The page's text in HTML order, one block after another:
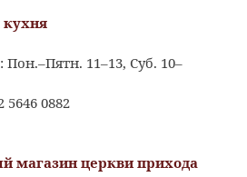
кухня
Пон.–Пятн. 11–13, Суб. 10–
5646 0882
магазин церкви прихода